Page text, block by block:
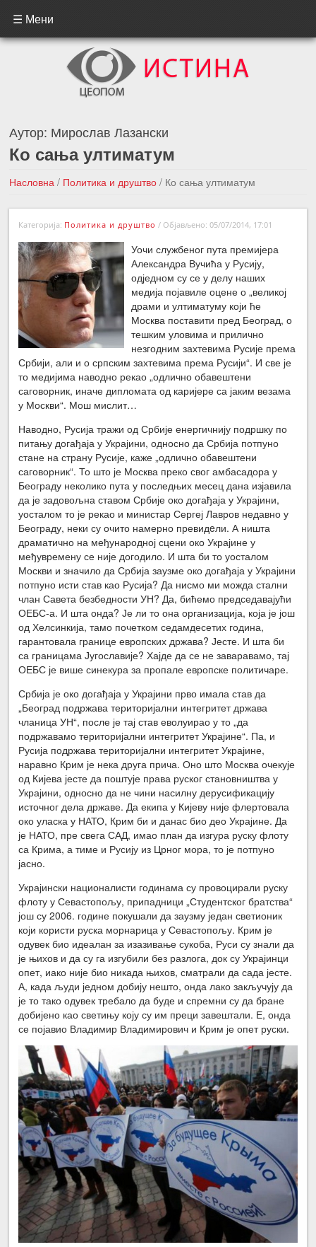
☰ Мени
Аутор: Мирослав Лазански
Ко сања ултиматум
Насловна / Политика и друштво / Ко сања ултиматум
←Претходна вест
Следећа вест →
Категорија: Политика и друштво / Објављено: 05/07/2014, 17:01
Уочи службеног пута премијера
Александра Вучића у Русију,
одједном су се у делу наших
медија појавиле оцене о „великој
драми и ултиматуму који ће
Москва поставити пред Београд, о
тешким уловима и прилично
незгодним захтевима Русије према
Србији, али и о српским захтевима према Русији“. И све је
то медијима наводно рекао „одлично обавештени
саговорник, иначе дипломата од каријере са јаким везама
у Москви“. Мош мислит…
Наводно, Русија тражи од Србије енергичнију подршку по
питању догађаја у Украјини, односно да Србија потпуно
стане на страну Русије, каже „одлично обавештени
саговорник“. То што је Москва преко свог амбасадора у
Београду неколико пута у последњих месец дана изјавила
да је задовољна ставом Србије око догађаја у Украјини,
уосталом то је рекао и министар Сергеј Лавров недавно у
Београду, неки су очито намерно превидeли. А ништа
драматично на међународној сцени око Украјине у
међувремену се није догодило. И шта би то уосталом
Москви и значило да Србија заузме око догађаја у Украјини
потпуно исти став као Русија? Да нисмо ми можда стални
члан Савета безбедности УН? Да, бићемо председавајући
ОЕБС-а. И шта онда? Је ли то она организација, која је још
од Хелсинкија, тамо почетком седамдесетих година,
гарантовала границе европских држава? Јесте. И шта би
са границама Југославије? Хајде да се не заваравамо, тај
ОЕБС је више синекура за пропале европске политичаре.
Србија је око догађаја у Украјини прво имала став да
„Београд подржава територијални интегритет држава
чланица УН“, после је тај став еволуирао у то „да
подржавамо територијални интегритет Украјине“. Па, и
Русија подржава територијални интегритет Украјине,
наравно Крим је нека друга прича. Оно што Москва очекује
од Кијева јесте да поштује права руског становништва у
Украјини, односно да не чини насилну дерусификацију
источног дела државе. Да екипа у Кијеву није флертовала
око уласка у НАТО, Крим би и данас био део Украјине. Да
је НАТО, пре свега САД, имао план да изгура руску флоту
са Крима, а тиме и Русију из Црног мора, то је потпуно
јасно.
Украјински националисти годинама су провоцирали руску
флоту у Севастопољу, припадници „Студентског братства“
још су 2006. године покушали да заузму један светионик
који користи руска морнарица у Севастопољу. Крим је
одувек био идеалан за изазивање сукоба, Руси су знали да
је њихов и да су га изгубили без разлога, док су Украјинци
опет, иако није био никада њихов, сматрали да сада јесте.
А, када људи једном добију нешто, онда лако закључују да
је то тако одувек требало да буде и спремни су да бране
добијено као светињу коју су им преци завештали. Е, онда
се појавио Владимир Владимирович и Крим је опет руски.